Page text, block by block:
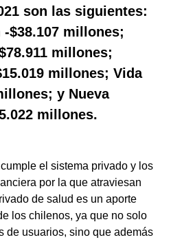
son las siguientes:
$38.107 millones;
millones;
millones; Vida
y Nueva
millones.
el sistema privado y los
por la que atraviesan
de salud es un aporte
los chilenos, ya que no solo
de usuarios, sino que además